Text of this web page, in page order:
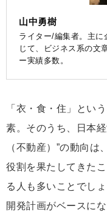
山中勇樹
ライター/編集者。主に
じて、ビジネス系の文
ー実績多数。
「衣・食・住」とい
素。そのうち、日本
（不動産）”の動向
役割を果たしてきた
る人も多いことでし
開発計画がベースに